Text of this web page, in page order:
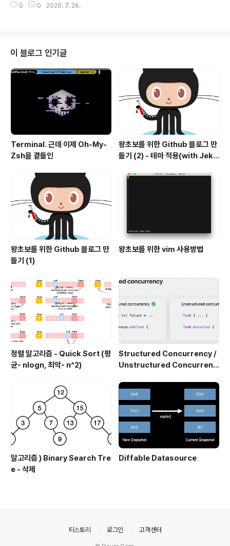
OutputFrom:) dropFirst(_ :) drop(while: ) tryDrop(while: ) append
r)의 요소..
0 0 2020. 7. 26.
이 블로그 인기글
Terminal. 근데 이제 Oh-My-
Zsh을 곁들인
왕초보를 위한 Github 블로그 만
들기 (2) - 테마 적용(with Jekyl
왕초보를 위한 Github 블로그 만
들기 (1)
왕초보를 위한 vim 사용방법
정렬 알고리즘 - Quick Sort (평
균- nlogn, 최악- n^2)
Structured Concurrency /
Unstructured Concurrenc
알고리즘 ) Binary Search Tre
e - 삭제
Diffable Datasource
티스토리 로그인 고객센터